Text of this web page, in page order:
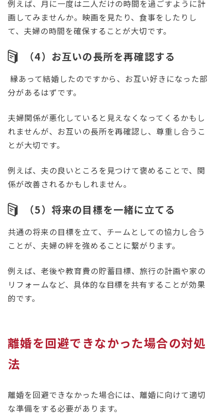
例えば、月に一度は二人だけの時間を過ごすように計
画してみませんか。映画を見たり、食事をしたりし
て、夫婦の時間を確保することが大切です。
（4）お互いの長所を再確認する
縁あって結婚したのですから、お互い好きになった部
分があるはずです。
夫婦関係が悪化していると見えなくなってくるかもし
れませんが、お互いの長所を再確認し、尊重し合うこ
とが大切です。
例えば、夫の良いところを見つけて褒めることで、関
係が改善されるかもしれません。
（5）将来の目標を一緒に立てる
共通の将来の目標を立て、チームとしての協力し合う
ことが、夫婦の絆を強めることに繋がります。
例えば、老後や教育費の貯蓄目標、旅行の計画や家の
リフォームなど、具体的な目標を共有することが効果
的です。
離婚を回避できなかった場合の対処
法
離婚を回避できなかった場合には、離婚に向けて適切
な準備をする必要があります。